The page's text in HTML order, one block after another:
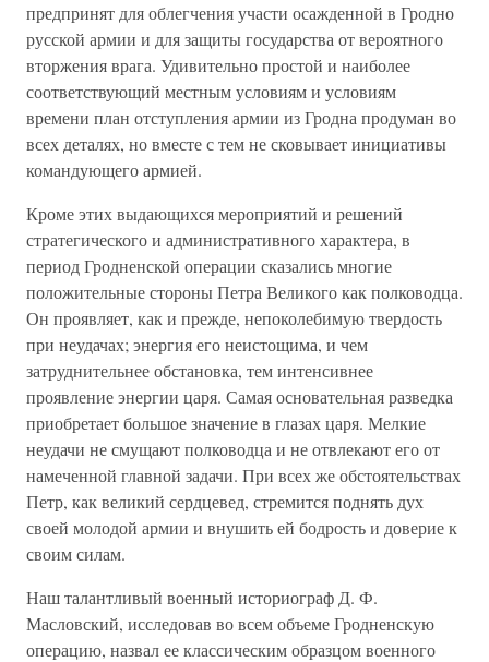
предпринят для облегчения участи осажденной в Гродно
русской армии и для защиты государства от вероятного
вторжения врага. Удивительно простой и наиболее
соответствующий местным условиям и условиям
времени план отступления армии из Гродна продуман во
всех деталях, но вместе с тем не сковывает инициативы
командующего армией.
Кроме этих выдающихся мероприятий и решений
стратегического и административного характера, в
период Гродненской операции сказались многие
положительные стороны Петра Великого как полководца.
Он проявляет, как и прежде, непоколебимую твердость
при неудачах; энергия его неистощима, и чем
затруднительнее обстановка, тем интенсивнее
проявление энергии царя. Самая основательная разведка
приобретает большое значение в глазах царя. Мелкие
неудачи не смущают полководца и не отвлекают его от
намеченной главной задачи. При всех же обстоятельствах
Петр, как великий сердцевед, стремится поднять дух
своей молодой армии и внушить ей бодрость и доверие к
своим силам.
Наш талантливый военный историограф Д. Ф.
Масловский, исследовав во всем объеме Гродненскую
операцию, назвал ее классическим образцом военного